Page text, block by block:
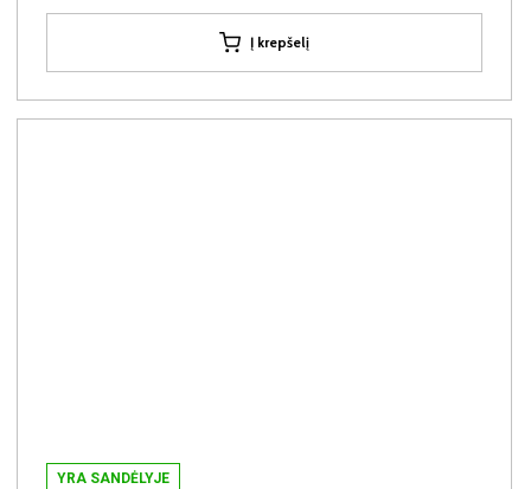
Į krepšelį
YRA SANDĖLYJE